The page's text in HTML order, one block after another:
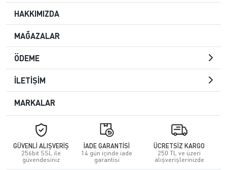
HAKKIMIZDA
MAĞAZALAR
ÖDEME
İLETİŞİM
MARKALAR
GÜVENLİ ALIŞVERİŞ
256bit SSL ile
güvendesiniz
İADE GARANTİSİ
14 gün içinde iade
garantisi
ÜCRETSİZ KARGO
250 TL ve üzeri
alışverişlerinizde